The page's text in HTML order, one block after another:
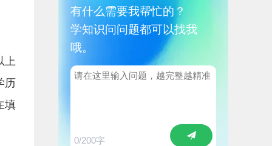
上
历
填
有什么需要我帮忙的？
学知识问问题都可以找我
哦。
0/200字